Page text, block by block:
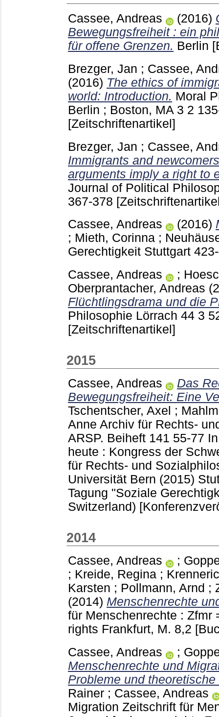
Cassee, Andreas (2016)
Bewegungsfreiheit : ein
für offene Grenzen. Berlin
Brezger, Jan ; Cassee,
(2016) The ethics of
world: Introduction. Moral
Berlin ; Boston, MA 3 2
[Zeitschriftenartikel]
Brezger, Jan ; Cassee,
Immigrants and
arguments imply a right to
Journal of Political
367-378
Cassee, Andreas
(2016)
; Mieth, Corinna ;
Gerechtigkeit Stuttgart
Cassee, Andreas
;
Oberprantacher, Andreas
Flüchtlingsdrama und die
Philosophie Lörrach 44 3
[Zeitschriftenartikel]
2015
Cassee, Andreas
Das
Bewegungsfreiheit: Eine
Tschentscher, Axel ;
Anne Archiv für Rechts-
ARSP. Beiheft 141 55-77
heute : Kongress der
für Rechts- und
Universität Bern (2015)
Tagung "Soziale
Switzerland)
2014
Cassee, Andreas ;
; Kreide, Regina ;
Karsten ; Pollmann, Arnd ;
(2014) Menschenrechte
für Menschenrechte : Zfmr
rights Frankfurt, M. 8,2
Cassee, Andreas
;
Menschenrechte und
Probleme und
Rainer ; Cassee, Andreas
Migration Zeitschrift für